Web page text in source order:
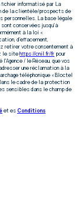
informatisé par La
de la clientèle/prospects de
personnelles. La base légale
conservées jusqu'à
à la loi «
d’effacement,
retirer votre consentement à
le sitehttps://cnil.fr/fr pour
/ le Réseau, que vos
une réclamation à la
téléphonique « Bloctel
le cadre de la protection
sensibles dans le champ de
et esConditions